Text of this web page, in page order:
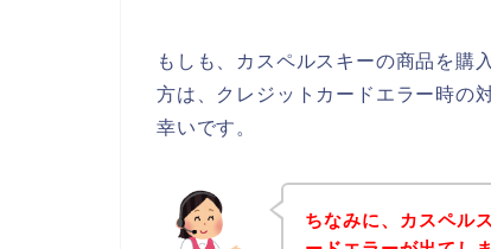
もしも、カスペルスキーの商品を購
方は、クレジットカードエラー時の
幸いです。
ちなみに、カスペル